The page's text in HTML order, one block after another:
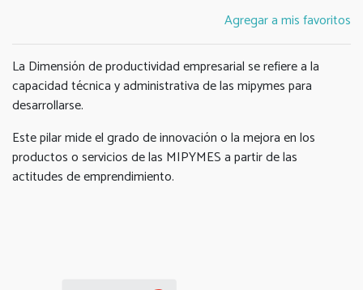
Agregar a mis favoritos
La Dimensión de productividad empresarial se refiere a la
capacidad técnica y administrativa de las mipymes para
desarrollarse.
Este pilar mide el grado de innovación o la mejora en los
productos o servicios de las MIPYMES a partir de las
actitudes de emprendimiento.